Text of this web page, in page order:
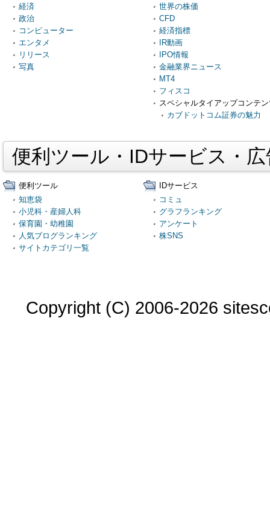
経済
政治
コンピューター
エンタメ
リリース
写真
世界の株価
CFD
経済指標
IR動画
IPO情報
金融業界ニュース
MT4
フィスコ
スペシャルタイアップコンテ
カブドットコム証券の魅力
便利ツール・IDサービス・
便利ツール
知恵袋
小児科・産婦人科
保育園・幼稚園
人気ブログランキング
サイトカテゴリ一覧
IDサービス
コミュ
グラフランキング
アンケート
株SNS
Copyright (C) 2006-2026